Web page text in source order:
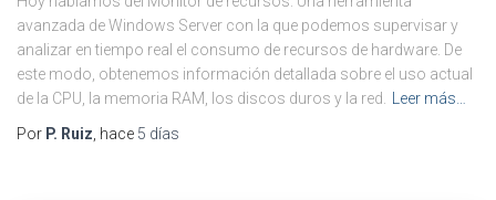
avanzada de Windows Server con la que podemos supervisar y
analizar en tiempo real el consumo de recursos de hardware. De
este modo, obtenemos información detallada sobre el uso actual
de la CPU, la memoria RAM, los discos duros y la red. Leer más…
Por P. Ruiz, hace 5 días